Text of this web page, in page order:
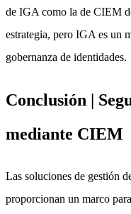
de IGA como la de CIEM
estrategia, pero IGA es un
gobernanza de identidades.
Conclusión |
mediante CIEM
Las soluciones de gestión
proporcionan un marco